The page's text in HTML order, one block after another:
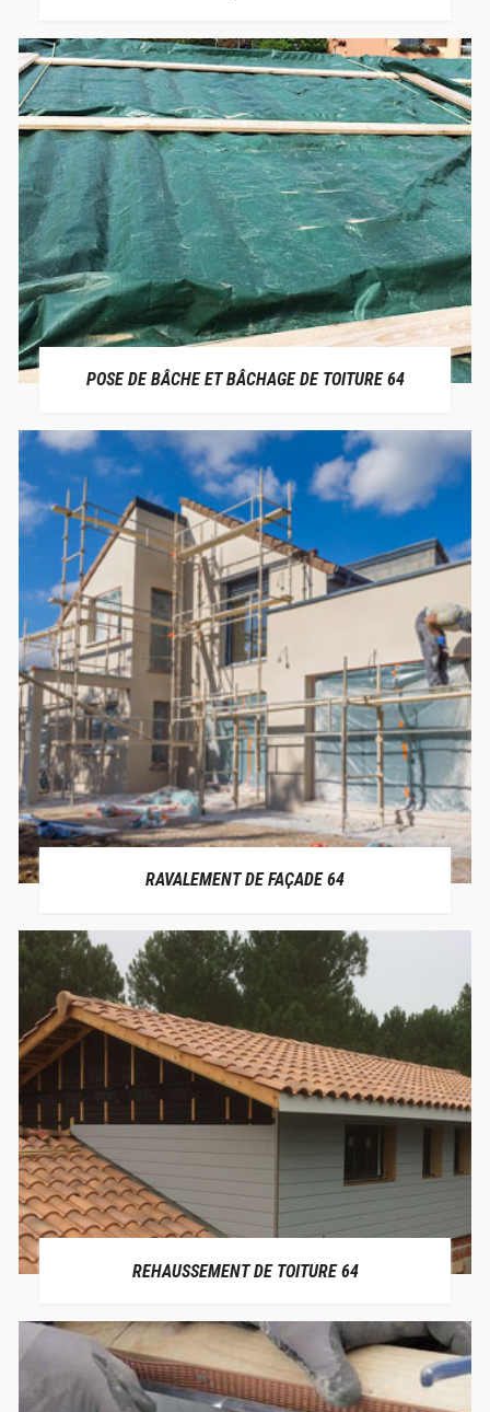
POSE DE BÂCHE ET BÂCHAGE DE TOITURE 64
RAVALEMENT DE FAÇADE 64
REHAUSSEMENT DE TOITURE 64